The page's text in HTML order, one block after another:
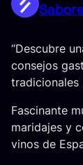
“Descubre
consejos
tradicionales
Fascinante
maridajes y
vinos de